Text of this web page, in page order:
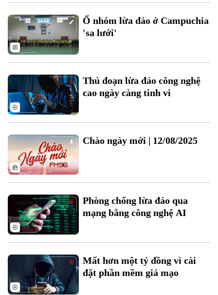
Theo dõi Hà Nội On
Di tích
Y tế
Dinh dưỡng
Tư vấn sức khỏe
Bóng đá
Quần vợt
Giải trí
Sao
Điện ảnh
Âm nhạc
Đã phát sóng
Ổ nhóm lừa đảo ở Campuchia
'sa lưới'
Thủ đoạn lừa đảo công nghệ
cao ngày càng tinh vi
Chào ngày mới | 12/08/2025
Phòng chống lừa đảo qua
mạng bằng công nghệ AI
Mất hơn một tỷ đồng vì cài
đặt phần mềm giả mạo